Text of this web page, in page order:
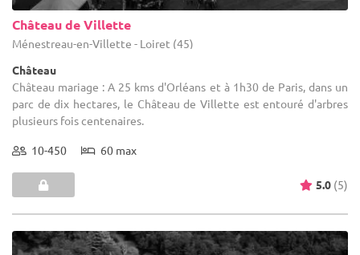
Château de Villette
Ménestreau-en-Villette - Loiret (45)
Château
Château mariage : A 25 kms d'Orléans et à 1h30 de Paris, dans un
parc de dix hectares, le Château de Villette est entouré d'arbres
plusieurs fois centenaires.
10-450 60 max
5.0 (5)